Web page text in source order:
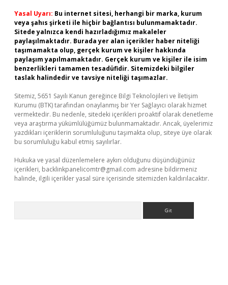
Yasal Uyarı: Bu internet sitesi, herhangi bir marka, kurum
veya şahıs şirketi ile hiçbir bağlantısı bulunmamaktadır.
Sitede yalnızca kendi hazırladığımız makaleler
paylaşılmaktadır. Burada yer alan içerikler haber niteliği
taşımamakta olup, gerçek kurum ve kişiler hakkında
paylaşım yapılmamaktadır. Gerçek kurum ve kişiler ile isim
benzerlikleri tamamen tesadüfidir. Sitemizdeki bilgiler
taslak halindedir ve tavsiye niteliği taşımazlar.
Sitemiz, 5651 Sayılı Kanun gereğince Bilgi Teknolojileri ve İletişim
Kurumu (BTK) tarafından onaylanmış bir Yer Sağlayıcı olarak hizmet
vermektedir. Bu nedenle, sitedeki içerikleri proaktif olarak denetleme
veya araştırma yükümlülüğümüz bulunmamaktadır. Ancak, üyelerimiz
yazdıkları içeriklerin sorumluluğunu taşımakta olup, siteye üye olarak
bu sorumluluğu kabul etmiş sayılırlar.
Hukuka ve yasal düzenlemelere aykırı olduğunu düşündüğünüz
içerikleri, backlinkpanelicomtr@gmail.com adresine bildirmeniz
halinde, ilgili içerikler yasal süre içerisinde sitemizden kaldırılacaktır.